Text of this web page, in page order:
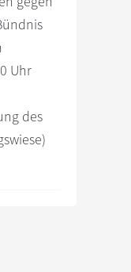
Uhr
des